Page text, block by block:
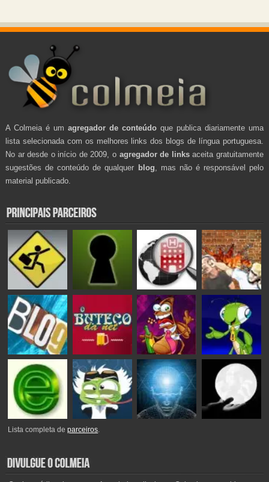
A Colmeia é um agregador de conteúdo que publica diariamente uma
lista selecionada com os melhores links dos blogs de língua portuguesa.
No ar desde o início de 2009, o agregador de linksaceita gratuitamente
sugestões de conteúdo de qualquer blog , mas não é responsável pelo
material publicado.
Lista completa deparceiros.